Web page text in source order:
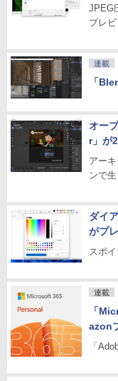
JPEG
プレ
連載
「
オー
r」が
アー
ンで
ダイ
がプ
スポ
連載
「
azon
「